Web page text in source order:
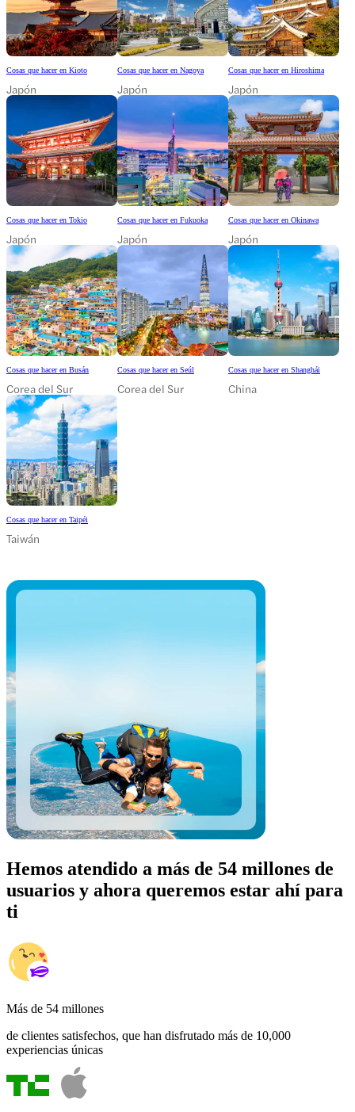
Cosas que hacer en Kioto
Japón
Cosas que hacer en Nagoya
Japón
Cosas que hacer en Hiroshima
Japón
Cosas que hacer en Tokio
Japón
Cosas que hacer en Fukuoka
Japón
Cosas que hacer en Okinawa
Japón
Cosas que hacer en Busán
Corea del Sur
Cosas que hacer en Seúl
Corea del Sur
Cosas que hacer en Shanghái
China
Cosas que hacer en Taipéi
Taiwán
Hemos atendido a más de 54 millones de
usuarios y ahora queremos estar ahí para
ti
Más de 54 millones
de clientes satisfechos, que han disfrutado más de 10,000
experiencias únicas